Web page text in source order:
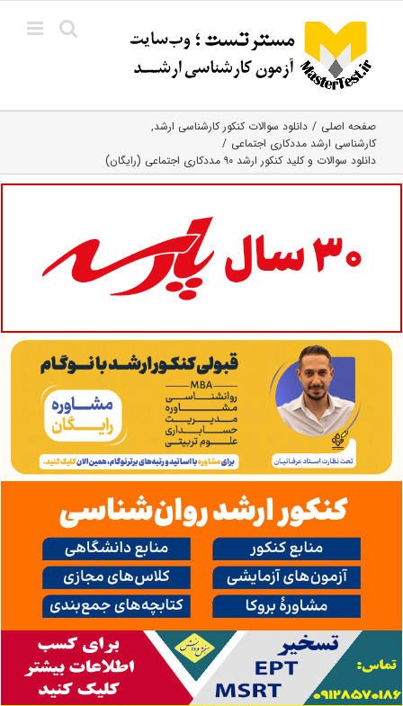
content
صفحه اصلی
دانلود سوالات کنکور کارشناسی ارشد
کارشناسی ارشد مددکاری اجتماعی
دانلود سوالات و کلید کنکور ارشد ۹۰ مددکاری اجتماعی (رایگان)